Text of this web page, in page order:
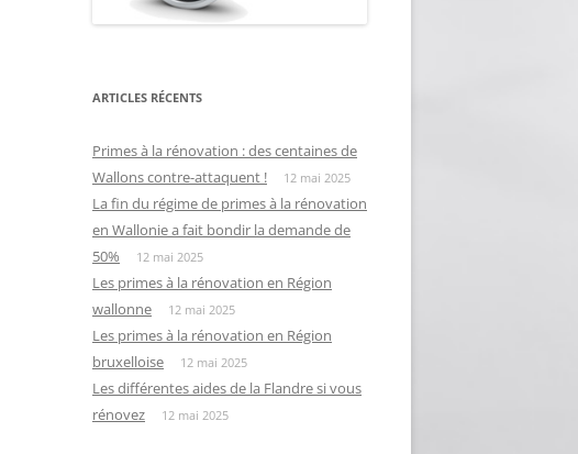
ARTICLES RÉCENTS
Primes à la rénovation : des centaines de
Wallons contre-attaquent !
12 mai 2025
La fin du régime de primes à la rénovation
en Wallonie a fait bondir la demande de
50%
12 mai 2025
Les primes à la rénovation en Région
wallonne
12 mai 2025
Les primes à la rénovation en Région
bruxelloise
12 mai 2025
Les différentes aides de la Flandre si vous
rénovez
12 mai 2025